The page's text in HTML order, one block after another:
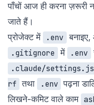
पाँचों आज ही करना ज़रूरी
जाते हैं।
प्रोजेक्ट में
.env बनाइए,
.gitignore में .env
.claude/
rf तथा .env पढ़ना
लिखने-कमिट वाले काम